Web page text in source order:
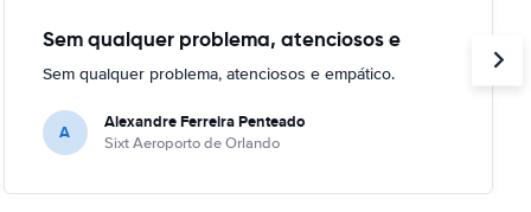
Sem qualquer problema, atenciosos e
Sem qualquer problema, atenciosos e empático.
A Alexandre Ferreira Penteado
Sixt Aeroporto de Orlando